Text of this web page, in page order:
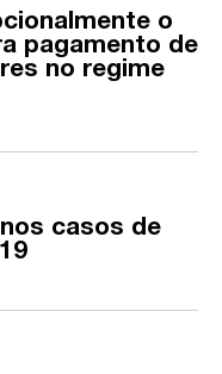
o
pagamento de
no regime
casos de